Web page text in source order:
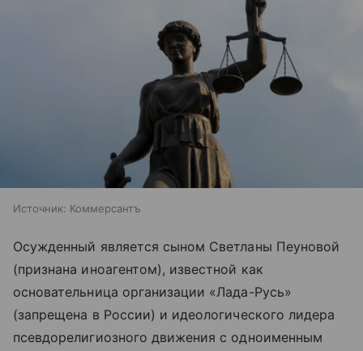
Источник: Коммерсантъ
Осужденный является сыном Светланы Пеуновой
(признана иноагентом), известной как
основательница организации «Лада-Русь»
(запрещена в России) и идеологического лидера
псевдорелигиозного движения с одноименным